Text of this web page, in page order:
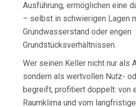
Ausführung, ermöglichen eine
– selbst in schwierigen Lagen
Grundwasserstand oder engen
Grundstücksverhältnissen.
Wer seinen Keller nicht nur als
sondern als wertvollen Nutz-
begreift, profitiert doppelt: von
Raumklima und vom